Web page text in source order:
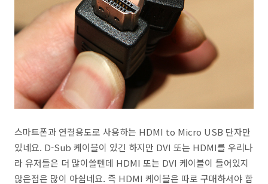
스마트폰과 연결용도로 사용하는 HDMI to Micro USB 단자만
있네요. D-Sub 케이블이 있긴 하지만 DVI 또는 HDMI를 우리나
라 유저들은 더 많이쓸텐데 HDMI 또는 DVI 케이블이 들어있지
않은점은 많이 아쉽네요. 즉 HDMI 케이블은 따로 구매하셔야 합